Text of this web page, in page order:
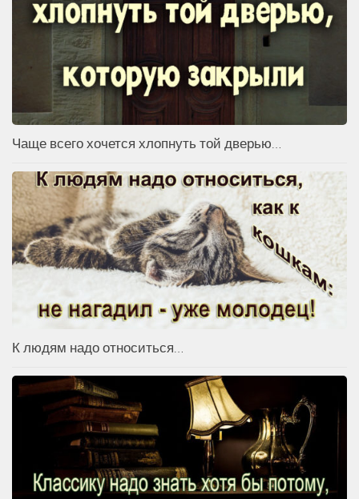
Чаще всего хочется хлопнуть той дверью…
К людям надо относиться…